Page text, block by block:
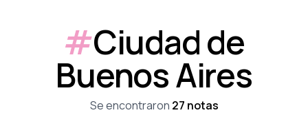
#Ciudad de
Buenos Aires
Se encontraron 27 notas